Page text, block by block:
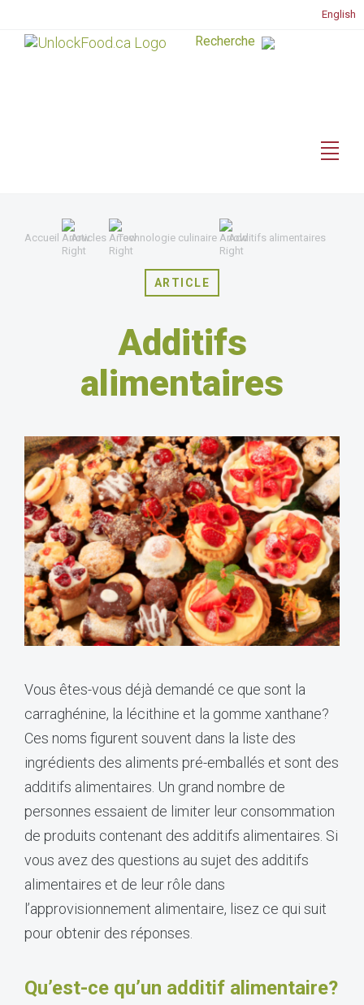
English
Accueil Articles Technologie culinaire Additifs alimentaires
ARTICLE
Additifs
alimentaires
Vous êtes-vous déjà demandé ce que sont la
carraghénine, la lécithine et la gomme xanthane?
Ces noms figurent souvent dans la liste des
ingrédients des aliments pré-emballés et sont des
additifs alimentaires. Un grand nombre de
personnes essaient de limiter leur consommation
de produits contenant des additifs alimentaires. Si
vous avez des questions au sujet des additifs
alimentaires et de leur rôle dans
l’approvisionnement alimentaire, lisez ce qui suit
pour obtenir des réponses.
Qu’est-ce qu’un additif alimentaire?